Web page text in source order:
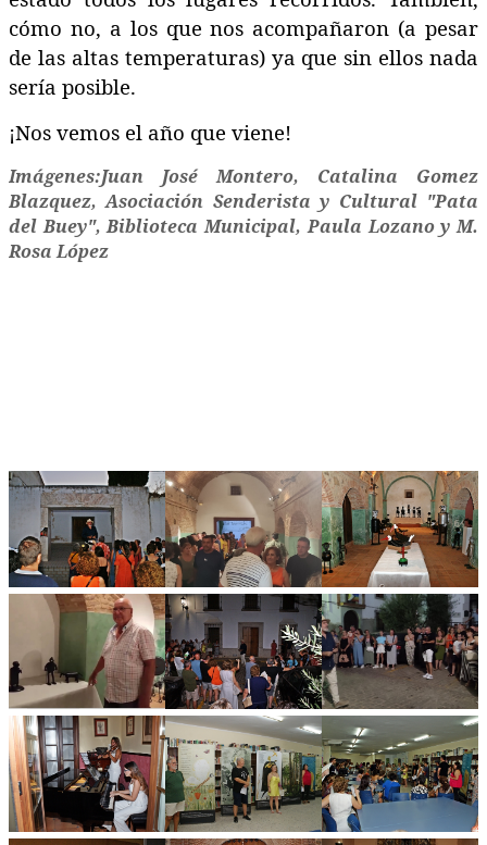
cómo no, a los que nos acompañaron (a pesar
de las altas temperaturas) ya que sin ellos nada
sería posible.
¡Nos vemos el año que viene!
Imágenes:Juan José Montero, Catalina Gomez
Blazquez, Asociación Senderista y Cultural "Pata
del Buey", Biblioteca Municipal, Paula Lozano y M.
Rosa López